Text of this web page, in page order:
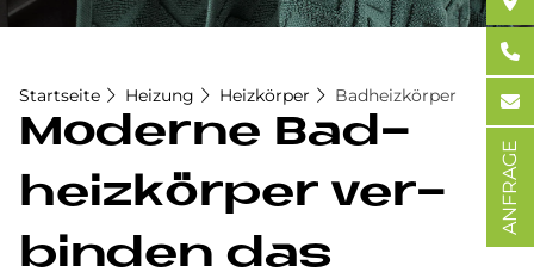
Startseite Heizung Heizkörper Badheizkörper
Mo­der­ne Bad­
heiz­kör­per ver­
bin­den das
ANFRAGE